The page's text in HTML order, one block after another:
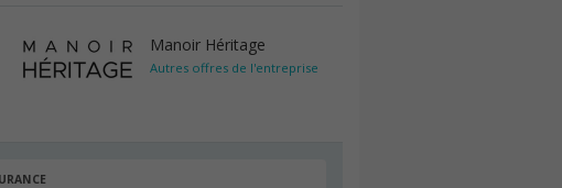
Manoir Héritage
Autres offres de l'entreprise